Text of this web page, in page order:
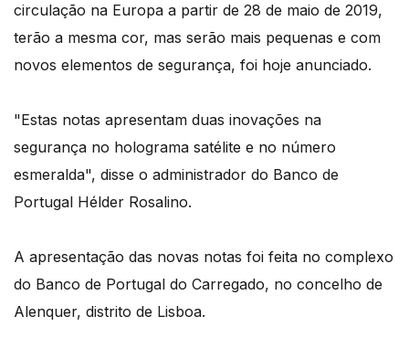
circulação na Europa a partir de 28 de maio de 2019,
terão a mesma cor, mas serão mais pequenas e com
novos elementos de segurança, foi hoje anunciado.
"Estas notas apresentam duas inovações na
segurança no holograma satélite e no número
esmeralda", disse o administrador do Banco de
Portugal Hélder Rosalino.
A apresentação das novas notas foi feita no complexo
do Banco de Portugal do Carregado, no concelho de
Alenquer, distrito de Lisboa.